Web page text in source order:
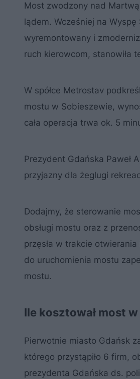
Most zwodzony nad
lądem. Wcześniej na
wyremontowany i
ruch kierowcom, stanowiła
W spółce Metrostav
mostu w Sobieszewie,
cała operacja trwa ok. 5
Prezydent Gdańska Paweł
przyjazny dla żeglugi
Dodajmy, że sterowanie
obsługi mostu oraz z
przęsła w trakcie
do uruchomienia mostu
mostu.
Ile kosztował most
Pierwotnie miasto Gdańsk
którego przystąpiło 6 firm,
prezydenta Gdańska ds.